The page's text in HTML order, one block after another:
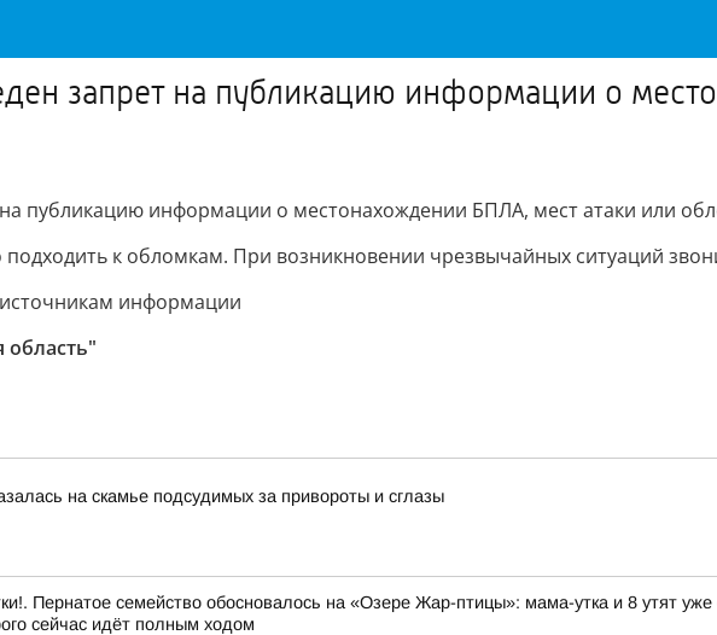
запрет на публикацию информации о
публикацию информации о местонахождении БПЛА, мест атаки или
к обломкам. При возникновении чрезвычайных ситуаций
информации
на скамье подсудимых за привороты и сглазы
Пернатое семейство обосновалось на «Озере Жар-птицы»: мама-утка и 8 утят
сейчас идёт полным ходом